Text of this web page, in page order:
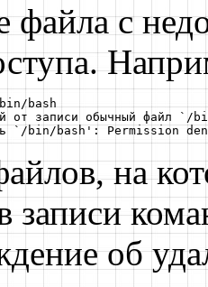
файла с
bash
от записи обычный файл `/
`/bin/bash': Permission
на
записи
об